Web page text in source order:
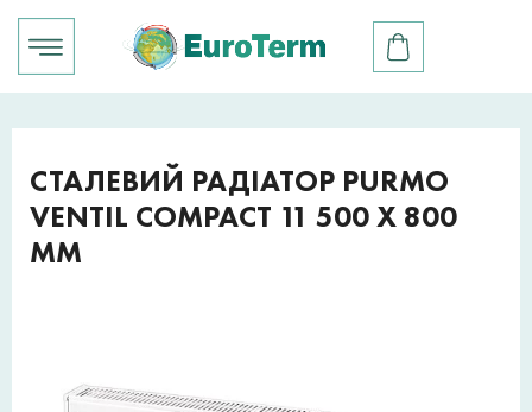
СТАЛЕВИЙ РАДІАТОР PURMO
VENTIL COMPACT 11 500 X 800
ММ